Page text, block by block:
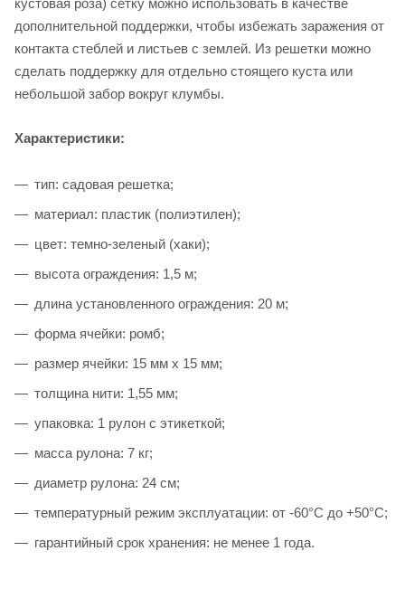
дополнительной поддержки, чтобы избежать заражения от
контакта стеблей и листьев с землей. Из решетки можно
сделать поддержку для отдельно стоящего куста или
небольшой забор вокруг клумбы.
Характеристики:
тип: садовая решетка;
материал: пластик (полиэтилен);
цвет: темно-зеленый (хаки);
высота ограждения: 1,5 м;
длина установленного ограждения: 20 м;
форма ячейки: ромб;
размер ячейки: 15 мм х 15 мм;
толщина нити: 1,55 мм;
упаковка: 1 рулон с этикеткой;
масса рулона: 7 кг;
диаметр рулона: 24 см;
температурный режим эксплуатации: от -60°С до +50°С;
гарантийный срок хранения: не менее 1 года.